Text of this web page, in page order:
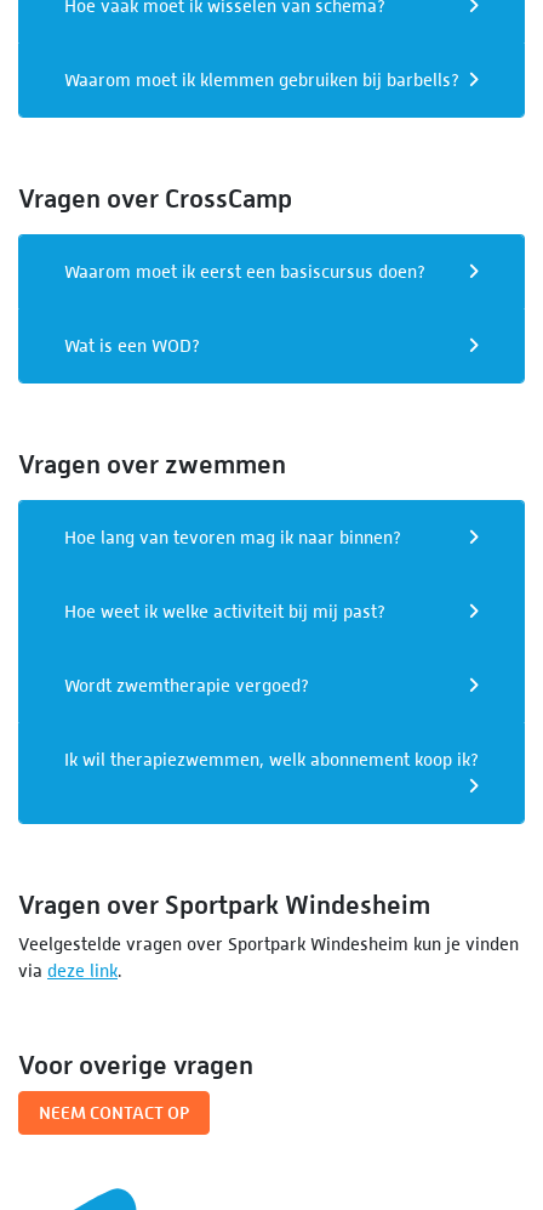
Hoe vaak moet ik wisselen van schema?
Waarom moet ik klemmen gebruiken bij barbells?
Vragen over CrossCamp
Waarom moet ik eerst een basiscursus doen?
Wat is een WOD?
Vragen over zwemmen
Hoe lang van tevoren mag ik naar binnen?
Hoe weet ik welke activiteit bij mij past?
Wordt zwemtherapie vergoed?
Ik wil therapiezwemmen, welk abonnement koop ik?
Vragen over Sportpark Windesheim
Veelgestelde vragen over Sportpark Windesheim kun je vinden
via deze link.
Voor overige vragen
NEEM CONTACT OP